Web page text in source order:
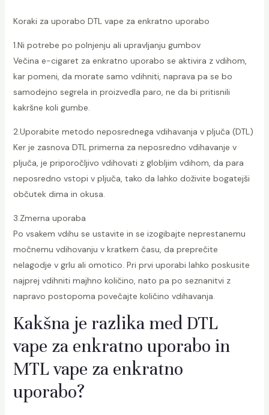
Koraki za uporabo DTL vape za enkratno uporabo
1.Ni potrebe po polnjenju ali upravljanju gumbov
Večina e-cigaret za enkratno uporabo se aktivira z vdihom,
kar pomeni, da morate samo vdihniti, naprava pa se bo
samodejno segrela in proizvedla paro, ne da bi pritisnili
kakršne koli gumbe.
2.Uporabite metodo neposrednega vdihavanja v pljuča (DTL)
Ker je zasnova DTL primerna za neposredno vdihavanje v
pljuča, je priporočljivo vdihovati z globljim vdihom, da para
neposredno vstopi v pljuča, tako da lahko doživite bogatejši
občutek dima in okusa.
3.Zmerna uporaba
Po vsakem vdihu se ustavite in se izogibajte neprestanemu
močnemu vdihovanju v kratkem času, da preprečite
nelagodje v grlu ali omotico. Pri prvi uporabi lahko poskusite
najprej vdihniti majhno količino, nato pa po seznanitvi z
napravo postopoma povečajte količino vdihavanja.
Kakšna je razlika med DTL
vape za enkratno uporabo in
MTL vape za enkratno
uporabo?